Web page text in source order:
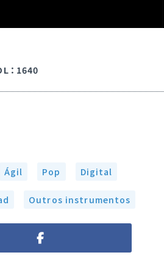
： 1640
Ágil Pop Digital
Outros instrumentos